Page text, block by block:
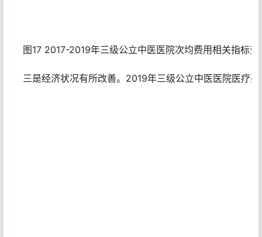
图17 2017-2019年三级公立中医医院次均费用相关指标变
三是经济状况有所改善。2019年三级公立中医医院医疗